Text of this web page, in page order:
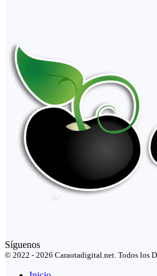
Síguenos
© 2022 - 2026 Caraotadigital.net. Todos los